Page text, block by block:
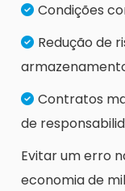
Condições
Redução de
Contratos
de
Evitar um erro
economia de